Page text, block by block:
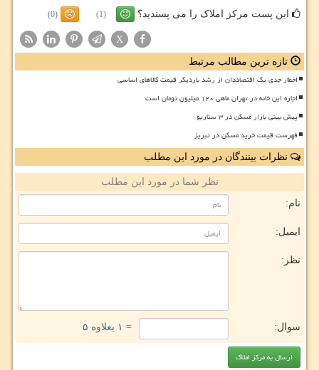
این پست مرکز املاک را می پسندید؟ (1)
(0)
X
تازه ترین مطالب مرتبط
اخطار جدی یک اقتصاددان از رشد باردیگر قیمت کالاهای اساسی
اجاره این خانه در تهران ماهی ۱۲۰ میلیون تومان است
پیش بینی بازار مسکن در ۳ سناریو
فهرست قیمت خرید مسکن در تبریز
نظرات بینندگان در مورد این مطلب
نظر شما در مورد این مطلب
نام:
ایمیل:
نظر:
سوال: = ۱ بعلاوه ۵